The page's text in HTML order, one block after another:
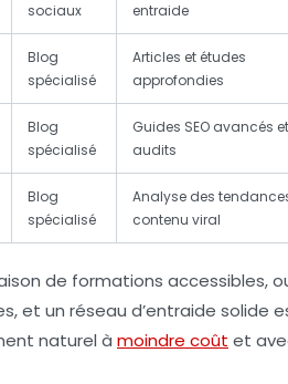
sociaux
entraide
Blog
spécialisé
Articles et études
approfondies
Blog
spécialisé
Guides SEO avancés et
audits
Blog
spécialisé
Analyse des
contenu viral
de formations accessibles,
et un réseau d’entraide solide
naturel à moindre coût et